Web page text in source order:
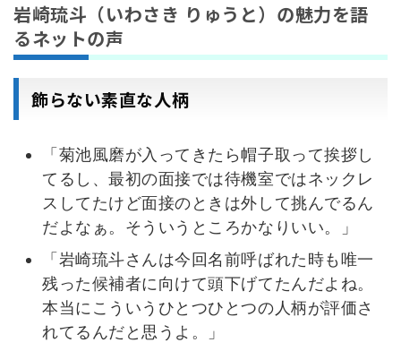
岩崎琉斗（いわさき りゅうと）の魅力を語
るネットの声
飾らない素直な人柄
「菊池風磨が入ってきたら帽子取って挨拶し
てるし、最初の面接では待機室ではネックレ
スしてたけど面接のときは外して挑んでるん
だよなぁ。そういうところかなりいい。」
「岩崎琉斗さんは今回名前呼ばれた時も唯一
残った候補者に向けて頭下げてたんだよね。
本当にこういうひとつひとつの人柄が評価さ
れてるんだと思うよ。」